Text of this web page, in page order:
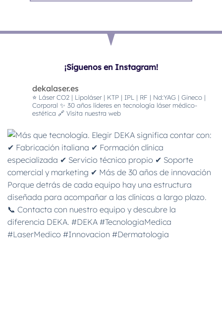
¡Síguenos en Instagram!
dekalaser.es
⭐️ Láser CO2 | Lipoláser | KTP | IPL | RF | Nd:YAG | Gineco |
Corporal ✨ 30 años líderes en tecnología láser médico-
estética 🔗 Visita nuestra web